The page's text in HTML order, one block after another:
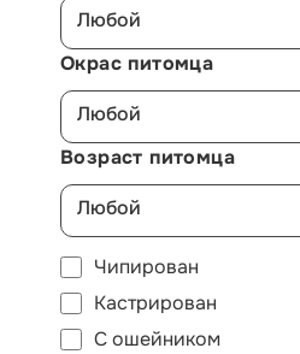
Любой
Окрас питомца
Любой
Возраст питомца
Любой
Чипирован
Кастрирован
С ошейником